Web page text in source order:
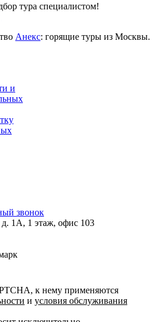
тура специалистом!
Анекс: горящие туры из Москвы.
и
звонок
1А, 1 этаж, офис 103
к нему применяются
и условия обслуживания